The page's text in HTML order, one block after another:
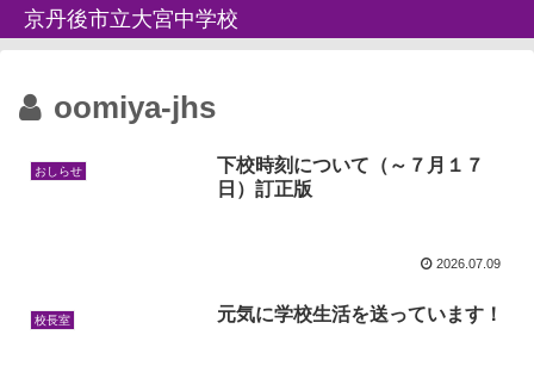
京丹後市立大宮中学校
oomiya-jhs
おしらせ
下校時刻について（～７月１７
日）訂正版
2026.07.09
校長室 元気に学校生活を送っています！